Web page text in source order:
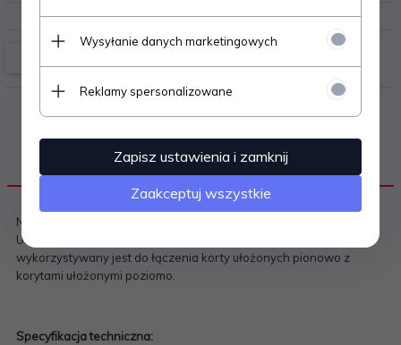
OPIS PRODUKTU
Narożnik płaski (kąt prosty) do kanału instalacyjnego KP 150x60.
Ułatwia montaż kanałów kablowych na ścianie - narożnik
wykorzystywany jest do łączenia korty ułożonych pionowo z
korytami ułożonymi poziomo.
Specyfikacja techniczna:
Wysyłanie danych marketingowych
Reklamy spersonalizowane
Zapisz ustawienia i zamknij
Zaakceptuj wszystkie